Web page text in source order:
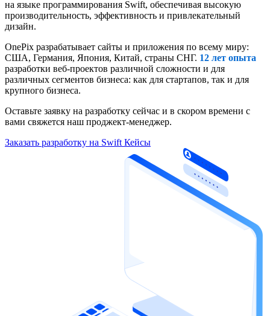
на языке программирования Swift, обеспечивая высокую
производительность, эффективность и привлекательный
дизайн.
OnePix разрабатывает сайты и приложения по всему миру:
США, Германия, Япония, Китай, страны СНГ. 12 лет опыта
разработки веб-проектов различной сложности и для
различных сегментов бизнеса: как для стартапов, так и для
крупного бизнеса.
Оставьте заявку на разработку сейчас и в скором времени c
вами свяжется наш проджект-менеджер.
Заказать разработку на Swift Кейсы